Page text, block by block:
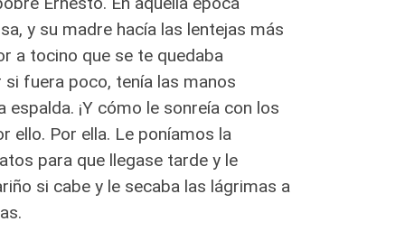
y su madre hacía las lentejas más
a tocino que se te quedaba
fuera poco, tenía las manos
¡Y cómo le sonreía con los
ello. Por ella. Le poníamos la
para que llegase tarde y le
si cabe y le secaba las lágrimas a